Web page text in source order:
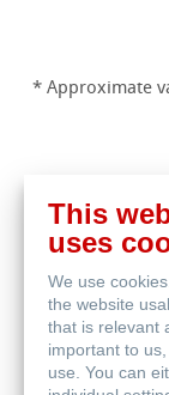
* Approximate
Filtration de
This
uses
We use
the website
that is relevant
important to
use. You can